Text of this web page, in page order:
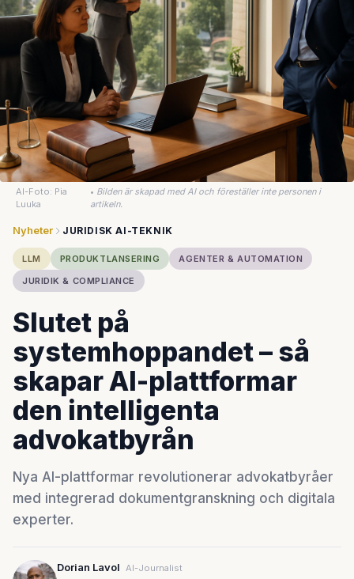
AI-Foto: Pia
Luuka
• Bilden är skapad med AI och föreställer inte personen i
artikeln.
Nyheter JURIDISK AI-TEKNIK
LLM PRODUKTLANSERING
AGENTER & AUTOMATION
JURIDIK & COMPLIANCE
Slutet på
systemhoppandet – så
skapar AI-plattformar
den intelligenta
advokatbyrån
Nya AI-plattformar revolutionerar advokatbyråer
med integrerad dokumentgranskning och digitala
experter.
Dorian Lavol AI-Journalist